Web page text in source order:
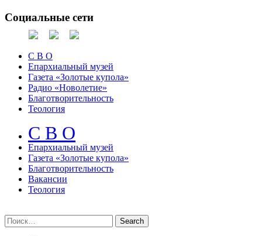
Социальные сети
С В О
Епархиальный музей
Газета «Золотые купола»
Радио «Новолетие»
Благотворительность
Теология
С В О
Епархиальный музeй
Газета «Золотые купола»
Благотворительность
Вакансии
Теология